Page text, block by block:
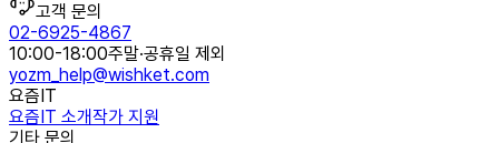
고객 문의
02-6925-4867
10:00-18:00주말·공휴일 제외
yozm_help@wishket.com
요즘IT
요즘IT 소개작가 지원
기타 문의